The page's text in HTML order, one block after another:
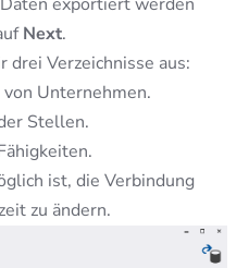
Next.
drei Verzeichnisse aus:
von Unternehmen.
Stellen.
ist, die Verbindung
zu ändern.